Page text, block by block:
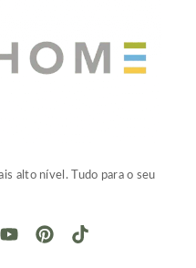
alto nível. Tudo para o seu